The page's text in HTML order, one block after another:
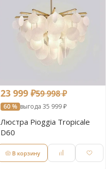
23 999 ₽59 998 ₽
60 % выгода 35 999 ₽
Люстра Pioggia Tropicale
D60
В корзину